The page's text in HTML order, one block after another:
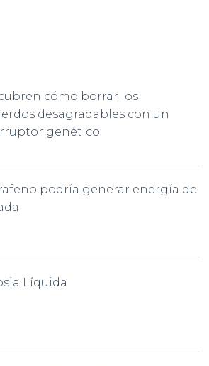
cómo borrar los
desagradables con un
genético
podría generar energía de
Líquida